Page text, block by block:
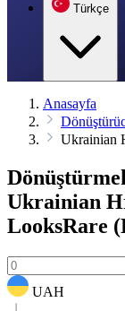
Türkçe
Anasayfa
Ukrainian
Ukrainian
LooksRare
UAH